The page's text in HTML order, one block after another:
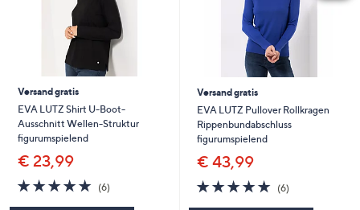
Versand gratis
EVA LUTZ Shirt U-Boot-
Ausschnitt Wellen-Struktur
figurumspielend
€ 23,99
5.0
von
(6)
Versand gratis
EVA LUTZ Pullover Rollkragen
Rippenbundabschluss
figurumspielend
€ 43,99
5.0
von
(6)